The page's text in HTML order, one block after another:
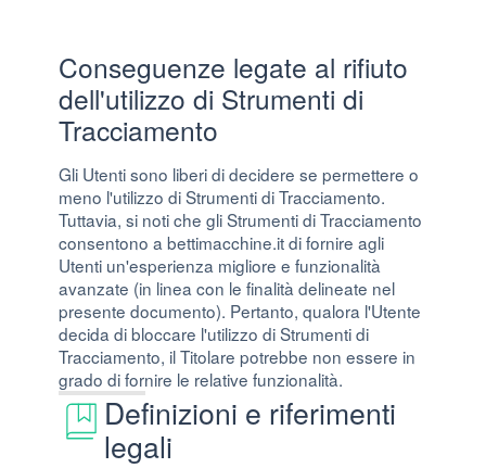
Conseguenze legate al rifiuto
dell'utilizzo di Strumenti di
Tracciamento
Gli Utenti sono liberi di decidere se permettere o
meno l'utilizzo di Strumenti di Tracciamento.
Tuttavia, si noti che gli Strumenti di Tracciamento
consentono a bettimacchine.it di fornire agli
Utenti un'esperienza migliore e funzionalità
avanzate (in linea con le finalità delineate nel
presente documento). Pertanto, qualora l'Utente
decida di bloccare l'utilizzo di Strumenti di
Tracciamento, il Titolare potrebbe non essere in
grado di fornire le relative funzionalità.
Definizioni e riferimenti
legali